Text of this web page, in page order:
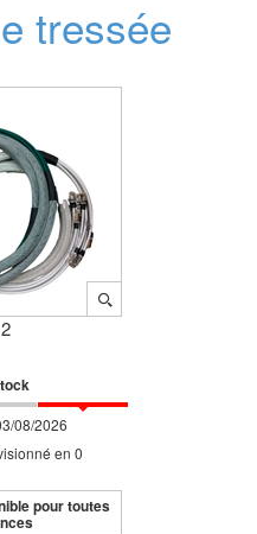
tressée
08/2026
en 0
pour toutes